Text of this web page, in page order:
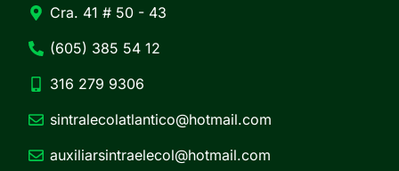
Cra. 41 # 50 - 43
(605) 385 54 12
316 279 9306
sintralecolatlantico@hotmail.com
auxiliarsintraelecol@hotmail.com